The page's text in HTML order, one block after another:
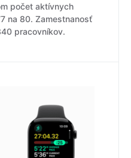
počet aktívnych
na 80. Zamestnanosť
pracovníkov.